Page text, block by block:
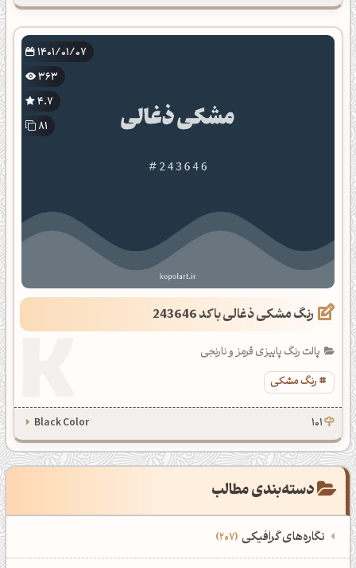
1401/01/07
363
4.7
81
رنگ ‌مشکی ذغالی با کد 243646
پالت رنگ پاییزی قرمز و نارنجی
رنگ ‌مشکی
101
Black Color
دسته‌بندی مطالب
نگاره‌های گرافیکی 207